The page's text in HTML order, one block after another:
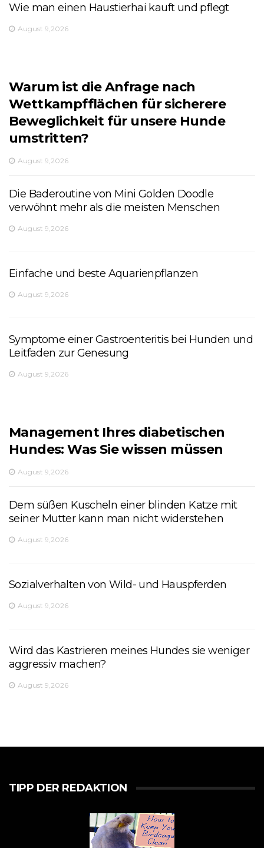
Wie man einen Haustierhai kauft und pflegt
August 9,2026
Warum ist die Anfrage nach
Wettkampfflächen für sicherere
Beweglichkeit für unsere Hunde
umstritten?
August 9,2026
Die Baderoutine von Mini Golden Doodle
verwöhnt mehr als die meisten Menschen
August 9,2026
Einfache und beste Aquarienpflanzen
August 9,2026
Symptome einer Gastroenteritis bei Hunden und
Leitfaden zur Genesung
August 9,2026
Management Ihres diabetischen
Hundes: Was Sie wissen müssen
August 9,2026
Dem süßen Kuscheln einer blinden Katze mit
seiner Mutter kann man nicht widerstehen
August 9,2026
Sozialverhalten von Wild- und Hauspferden
August 9,2026
Wird das Kastrieren meines Hundes sie weniger
aggressiv machen?
August 9,2026
TIPP DER REDAKTION